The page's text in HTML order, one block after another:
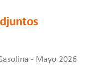
- Mayo 2026